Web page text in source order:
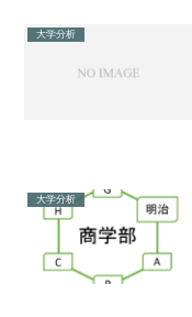
大学分析
大学分析